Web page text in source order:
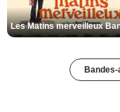
Bandes-